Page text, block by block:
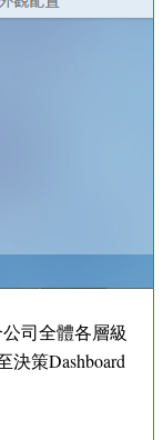
司全體各層級
策Dashboard